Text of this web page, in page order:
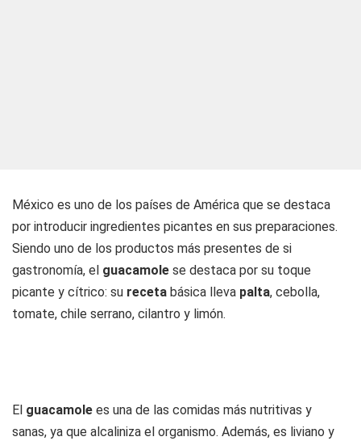
México es uno de los países de América que se destaca
por introducir ingredientes picantes en sus preparaciones.
Siendo uno de los productos más presentes de si
gastronomía, el guacamole se destaca por su toque
picante y cítrico: su receta básica lleva palta, cebolla,
tomate, chile serrano, cilantro y limón.
El guacamole es una de las comidas más nutritivas y
sanas, ya que alcaliniza el organismo. Además, es liviano y